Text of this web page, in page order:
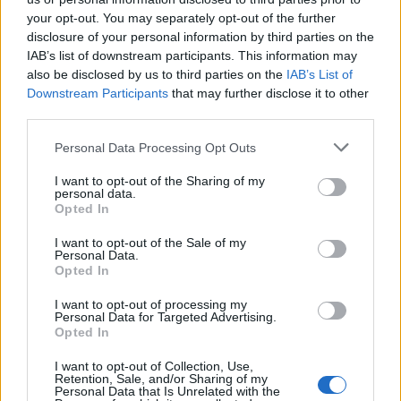
your opt-out. You may separately opt-out of the further
disclosure of your personal information by third parties on the
IAB’s list of downstream participants. This information may
also be disclosed by us to third parties on the IAB’s List of
Downstream Participants that may further disclose it to other
Personal Data Processing Opt Outs
I want to opt-out of the Sharing of my
personal data.
Opted In
I want to opt-out of the Sale of my
Personal Data.
Opted In
I want to opt-out of processing my
Personal Data for Targeted Advertising.
Opted In
I want to opt-out of Collection, Use,
Retention, Sale, and/or Sharing of my
Personal Data that Is Unrelated with the
κάρτα ελεύθερης εισόδου για τον
νικητή
Περισσότερες προσβάσιμες
παραλίες αποκτά ο Δήμος
Μυτιλήνης
Τάρτι, Ευρειακή και Σκάλα
αυτόνομης πρόσβασης λειτουργούν
ήδη σε Κανόνι, Άγιο Ισίδωρο, 2η
Καντίνα Αεροδρομίου και
Τσαμάκια
Η «Στύψη» συνεχίζει να
καταγράφει την ιστορία του
χωριού
Το νέο φύλλο της τοπικής
άρθρο για το φράγμα της Στύψης
και τη μελέτη του Δρ. Νικόλαου
Μουτάφη